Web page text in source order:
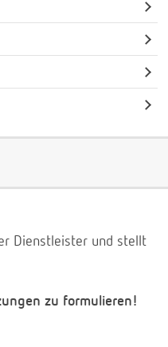
Dienstleister und stellt
zu formulieren!